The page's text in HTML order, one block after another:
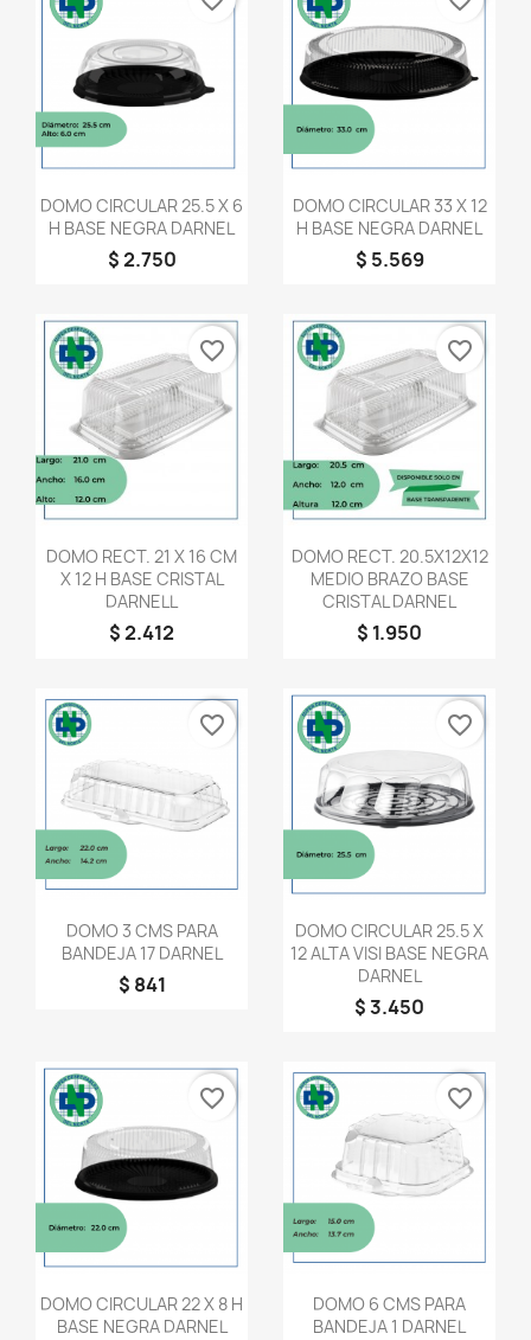
Vista rápida
DOMO CIRCULAR 25.5 X 6
H BASE NEGRA DARNEL
$ 2.750
Vista rápida
DOMO CIRCULAR 33 X 12
H BASE NEGRA DARNEL
$ 5.569
Vista rápida
DOMO RECT. 21 X 16 CM
X 12 H BASE CRISTAL
DARNELL
$ 2.412
favorite_border
Vista rápida
DOMO RECT. 20.5X12X12
MEDIO BRAZO BASE
CRISTAL DARNEL
$ 1.950
favorite_border
Vista rápida
DOMO 3 CMS PARA
BANDEJA 17 DARNEL
$ 841
favorite_border
Vista rápida
DOMO CIRCULAR 25.5 X
12 ALTA VISI BASE NEGRA
DARNEL
$ 3.450
favorite_border
Vista rápida
DOMO CIRCULAR 22 X 8 H
BASE NEGRA DARNEL
favorite_border
Vista rápida
DOMO 6 CMS PARA
BANDEJA 1 DARNEL
favorite_border